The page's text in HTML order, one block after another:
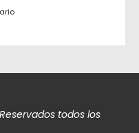
todos los